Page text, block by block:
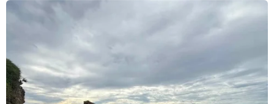
#Kiều bào
#Xuân Nhâm dần
#tiêm vaccine
#Giao lưu nghệ thuật